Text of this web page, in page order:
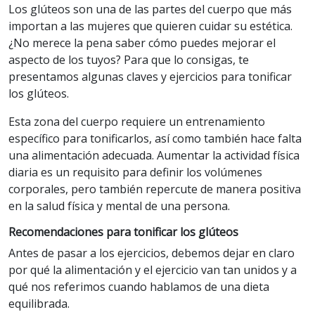
Los glúteos son una de las partes del cuerpo que más
importan a las mujeres que quieren cuidar su estética.
¿No merece la pena saber cómo puedes mejorar el
aspecto de los tuyos? Para que lo consigas, te
presentamos algunas claves y ejercicios para tonificar
los glúteos.
Esta zona del cuerpo requiere un entrenamiento
específico para tonificarlos, así como también hace falta
una alimentación adecuada. Aumentar la actividad física
diaria es un requisito para definir los volúmenes
corporales, pero también repercute de manera positiva
en la salud física y mental de una persona.
Recomendaciones para tonificar los glúteos
Antes de pasar a los ejercicios, debemos dejar en claro
por qué la alimentación y el ejercicio van tan unidos y a
qué nos referimos cuando hablamos de una dieta
equilibrada.